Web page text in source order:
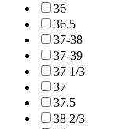
36
36.5
37-38
37-39
37 1/3
37
37.5
38 2/3